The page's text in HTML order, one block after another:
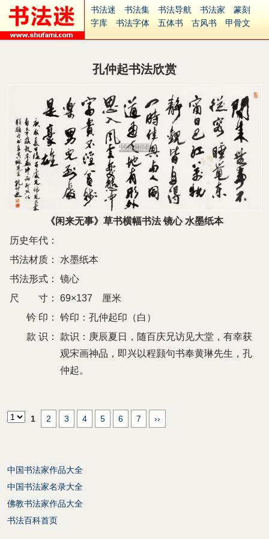
书法迷 书法集 书法导航 书法家
篆刻
字库
书法字体 五体书 古风书
甲骨文
集字
字形 大字 篆刻之家
古籍
中医 象棋 游戏
字体下载
免费字体 中文字体
英文字体
Ai矢量
P图宝 南无阿弥陀佛
意见反馈
安全网站
捐赠 繁體版
孔仲起书法欣赏
《闲来无事》草书横幅书法 镜心 水墨纸本
历史年代：
书法材质：
水墨纸本
书法形式：
镜心
尺 寸：
69×137 厘米
钤 印：
钤印：孔仲起印（白）
款 识：
款识：庚辰夏日，随百庆兄访见大堂，有幸获
观宋画神品，即兴以程颢句书奉黄琳先生，孔
仲起。
1 2 3 4 5 6 7 ››
中国书法家作品大全
中国书法家名录大全
佛教书法家作品大全
书法百科首页